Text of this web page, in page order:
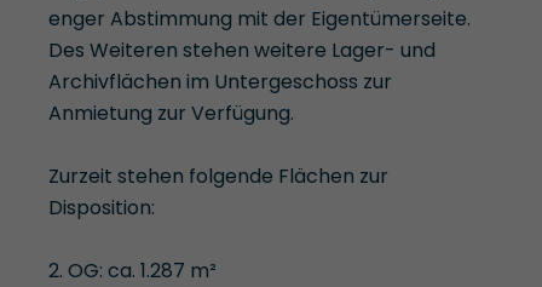
enger Abstimmung mit der Eigentümerseite.
Des Weiteren stehen weitere Lager- und
Archivflächen im Untergeschoss zur
Anmietung zur Verfügung.
Zurzeit stehen folgende Flächen zur
Disposition:
2. OG: ca. 1.287 m²